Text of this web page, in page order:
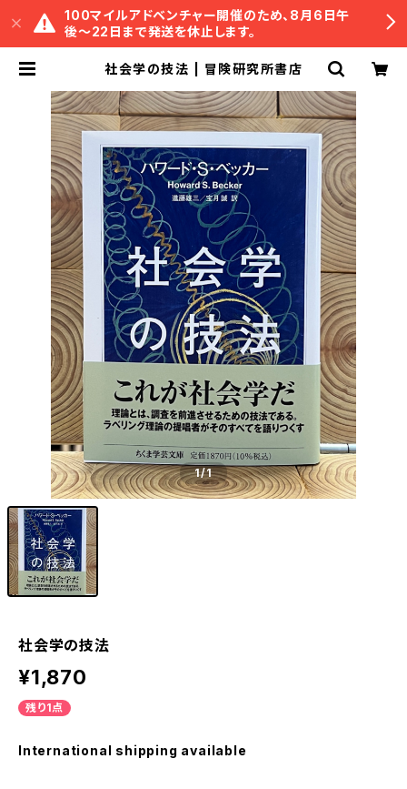
100マイルアドベンチャー開催のため、8月6日午
後〜22日まで発送を休止します。
社会学の技法 | 冒険研究所書店
1/1
社会学の技法
¥1,870
残り1点
International shipping available